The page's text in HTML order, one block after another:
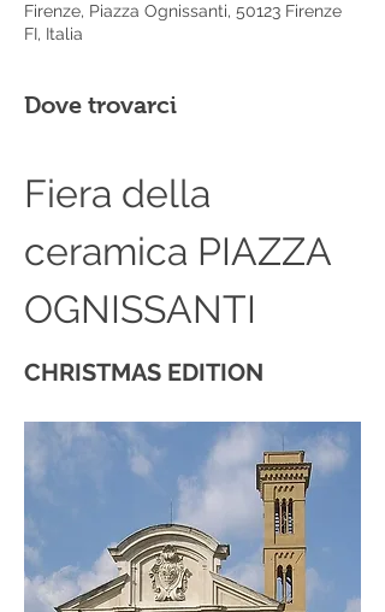
Firenze, Piazza Ognissanti, 50123 Firenze
FI, Italia
Dove trovarci
Fiera della
ceramica PIAZZA
OGNISSANTI
CHRISTMAS EDITION